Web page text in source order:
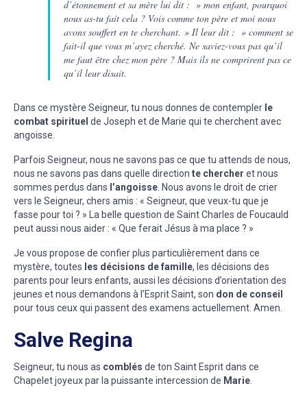
d’étonnement et sa mère lui dit : » mon enfant, pourquoi
nous as-tu fait cela ? Vois comme ton père et moi nous
avons souffert en te cherchant. » Il leur dit : » comment se
fait-il que vous m’ayez cherché. Ne saviez-vous pas qu’il
me faut être chez mon père ? Mais ils ne comprirent pas ce
qu’il leur disait.
Dans ce mystère Seigneur, tu nous donnes de contempler le
combat spirituel de Joseph et de Marie qui te cherchent avec
angoisse.
Parfois Seigneur, nous ne savons pas ce que tu attends de nous,
nous ne savons pas dans quelle direction te chercher et nous
sommes perdus dans l’angoisse. Nous avons le droit de crier
vers le Seigneur, chers amis : « Seigneur, que veux-tu que je
fasse pour toi ? » La belle question de Saint Charles de Foucauld
peut aussi nous aider : « Que ferait Jésus à ma place ? »
Je vous propose de confier plus particulièrement dans ce
mystère, toutes les décisions de famille, les décisions des
parents pour leurs enfants, aussi les décisions d’orientation des
jeunes et nous demandons à l’Esprit Saint, son don de conseil
pour tous ceux qui passent des examens actuellement. Amen.
Salve Regina
Seigneur, tu nous as comblés de ton Saint Esprit dans ce
Chapelet joyeux par la puissante intercession de Marie.